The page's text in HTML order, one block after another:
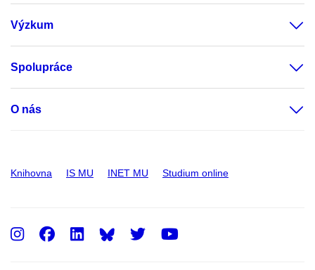
Výzkum
Spolupráce
O nás
Knihovna IS MU INET MU Studium online
Instagram
Facebook
LinkedInTwitter